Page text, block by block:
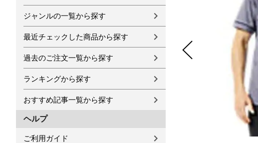
ジャンルの一覧から探す
最近チェックした商品から探す
過去のご注文一覧から探す
ランキングから探す
おすすめ記事一覧から探す
ヘルプ
ご利用ガイド